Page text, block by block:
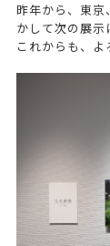
昨年から、東京
かして次の展示
これからも、よ